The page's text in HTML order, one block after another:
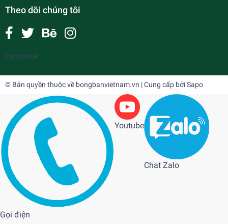
Theo dõi chúng tôi
Facebook
© Bản quyền thuộc về bongbanvietnam.vn | Cung cấp bởiSapo
Gọi điện
Youtube
Chat Zalo